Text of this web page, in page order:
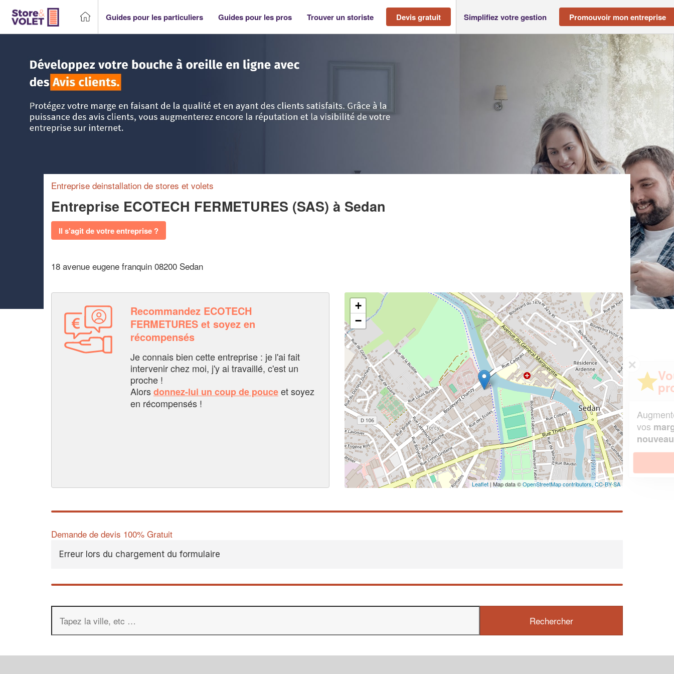
Guides pour les particuliers Guides pour les pros Trouver un storiste Devis gratuit Simplifiez votre gestion Promouvoir mon entreprise
Entreprise deinstallation de stores et volets
Entreprise ECOTECH FERMETURES (SAS) à Sedan
Il s'agit de votre entreprise ?
18 avenue eugene franquin 08200 Sedan
Recommandez ECOTECH
FERMETURES et soyez en
récompensés
Je connais bien cette entreprise : je l'ai fait
intervenir chez moi, j'y ai travaillé, c'est un
proche !
Alorsdonnez-lui un coup de pouceet soyez
en récompensés !
+
−
Leaflet | Map data ©OpenStreetMap contributors, CC-BY-SA
Demande de devis 100% Gratuit
Erreur lors du chargement du formulaire
✕
Vous êtes un
professionnel ?
Augmentez votrechiffre d'affaireset
vos margestout en gagnant de
nouveaux clients!
En savoir plus